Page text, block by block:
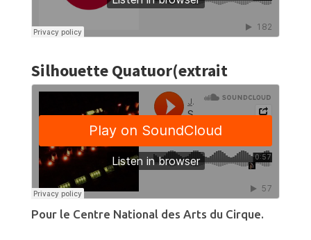
Silhouette Quatuor(extrait
Pour le Centre National des Arts du Cirque.